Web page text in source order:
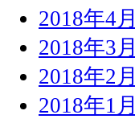
2018年4月
2018年3月
2018年2月
2018年1月